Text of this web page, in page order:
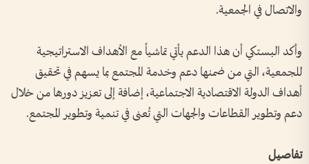
والاتصال في الجمعية.
وأكد البستكي أن هذا الدعم يأتي تماشياً مع الأهداف الاستراتيجية
للجمعية، التي من ضمنها دعم وخدمة المجتمع بما يسهم في تحقيق
أهداف الدولة الاقتصادية الاجتماعية، إضافة إلى تعزيز دورها من خلال
دعم وتطوير القطاعات والجهات التي تُعنى في تنمية وتطوير المجتمع.
تفاصيل